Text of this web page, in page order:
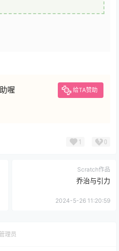
喔 给TA赞助
1 0
Scratch作品
乔治与引力
2024-5-26 11:20:59
管理员